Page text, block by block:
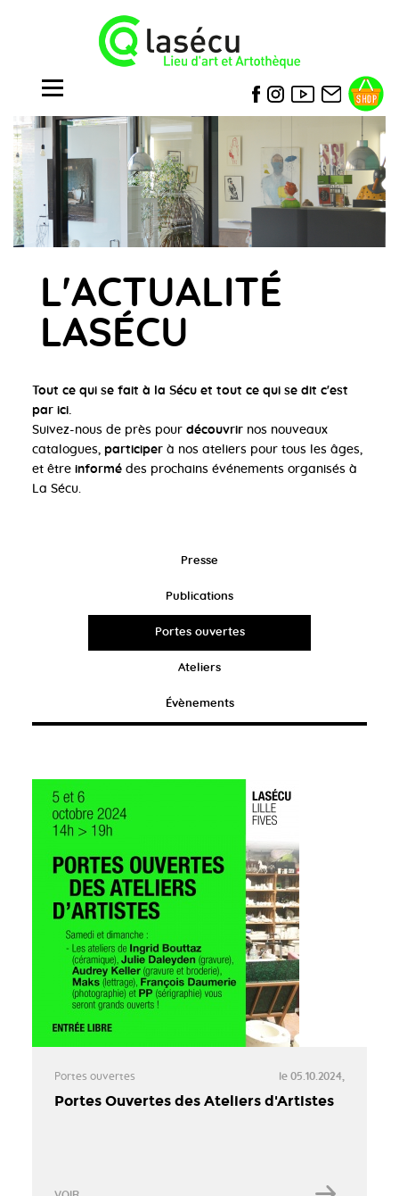
L'ACTUALITÉ
LASÉCU
Tout ce qui se fait à la Sécu et tout ce qui se dit c'est
par ici.
Suivez-nous de près pour découvrirnos nouveaux
catalogues, participerà nos ateliers pour tous les âges,
et être informédes prochains événements organisés à
La Sécu.
Presse
Publications
Portes ouvertes
Ateliers
Évènements
Portes ouvertes le 05.10.2024,
Portes Ouvertes des Ateliers d'Artistes